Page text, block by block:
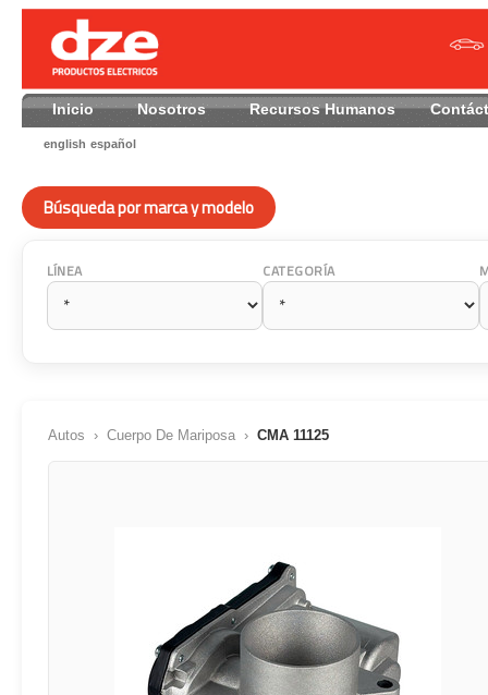
Inicio Nosotros Recursos Humanos
english español
Búsqueda por marca y modelo
LÍNEA CATEGORÍA
Autos › Cuerpo De Mariposa› CMA 11125